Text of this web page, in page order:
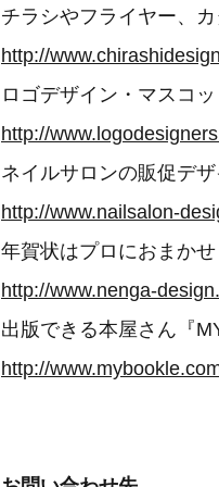
チラシやフライヤー、
http://
ロゴデザイン・マスコ
http://
ネイルサロンの販促デ
http://www.nailsalon-
年賀状はプロにおまか
http://www.nenga-
出版できる本屋さん『
http://